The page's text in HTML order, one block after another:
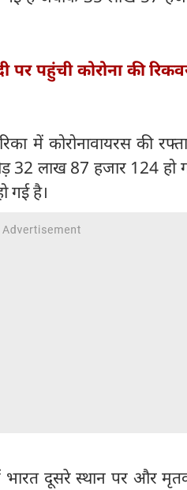
पहुंची कोरोना की
में कोरोनावायरस की
32 लाख 87 हजार 124
गई है।
भारत दूसरे स्थान पर और